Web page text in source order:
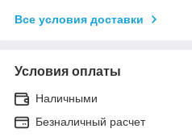
Все условия доставки
Условия оплаты
Наличными
Безналичный расчет